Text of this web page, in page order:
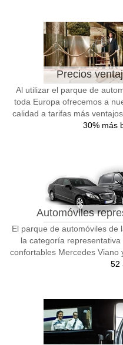
Precios
Al utilizar el parque de
toda Europa ofrecemos a
calidad a tarifas más
30% más
Automóviles
El parque de automóviles de
la categoría representativa
confortables Mercedes Viano
52